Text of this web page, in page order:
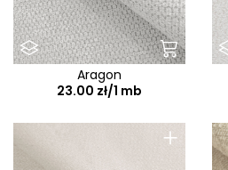
Aragon
23.00 zł/1 mb
+